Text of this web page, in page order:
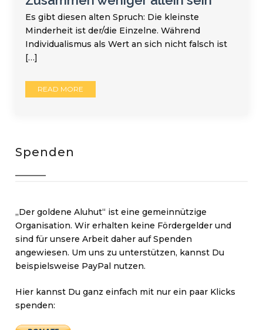
Es gibt diesen alten Spruch: Die kleinste
Minderheit ist der/die Einzelne. Während
Individualismus als Wert an sich nicht falsch ist
[…]
READ MORE
Spenden
„Der goldene Aluhut“ ist eine gemeinnützige
Organisation. Wir erhalten keine Fördergelder und
sind für unsere Arbeit daher auf Spenden
angewiesen. Um uns zu unterstützen, kannst Du
beispielsweise PayPal nutzen.
Hier kannst Du ganz einfach mit nur ein paar Klicks
spenden: